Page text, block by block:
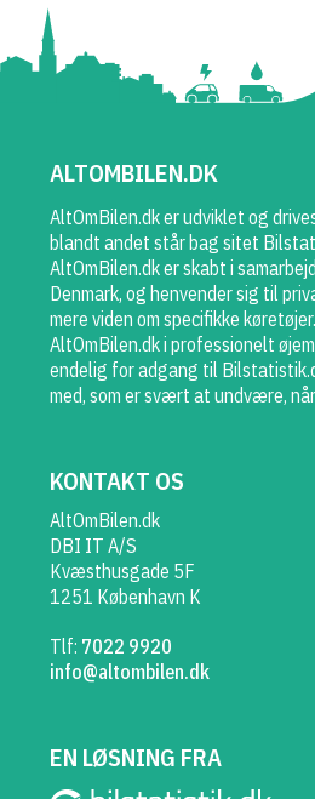
ALTOMBILEN.DK
AltOmBilen.dk er udviklet og
blandt andet står bag sitet
AltOmBilen.dk er skabt i
Denmark, og henvender sig til
mere viden om specifikke
AltOmBilen.dk i professionelt
endelig for adgang til
med, som er svært at undvære,
EN LØSNING FRA
KONTAKT OS
AltOmBilen.dk
DBI IT A/S
Kvæsthusgade 5F
1251 København K
Tlf: 7022 9920
info@altombilen.dk